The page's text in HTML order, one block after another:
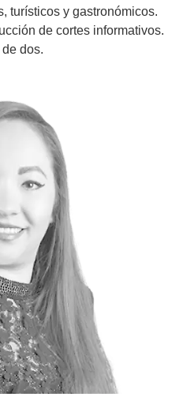
turísticos y gastronómicos.
de cortes informativos.
dos.